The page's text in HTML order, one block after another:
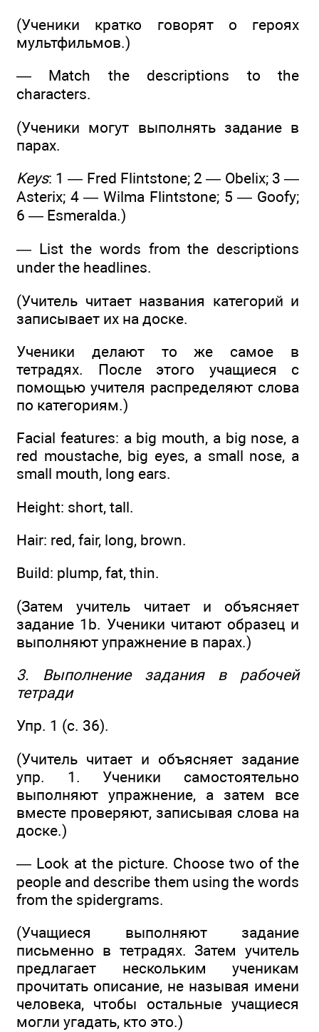
(Ученики кратко говорят о героях
мультфильмов.)
— Match the descriptions to the
characters.
(Ученики могут выполнять задание в
парах.
Keys: 1 — Fred Flintstone; 2 — Obelix; 3 —
Asterix; 4 — Wilma Flintstone; 5 — Goofy;
6 — Esmeralda.)
— List the words from the descriptions
under the headlines.
(Учитель читает названия категорий и
записывает их на доске.
Ученики делают то же самое в
тетрадях. После этого учащиеся с
помощью учителя распределяют слова
по категориям.)
Facial features: a big mouth, a big nose, a
red moustache, big eyes, a small nose, a
small mouth, long ears.
Height: short, tall.
Hair: red, fair, long, brown.
Build: plump, fat, thin.
(Затем учитель читает и объясняет
задание 1b. Ученики читают образец и
выполняют упражнение в парах.)
3. Выполнение задания в рабочей
тетради
Упр. 1 (с. 36).
(Учитель читает и объясняет задание
упр. 1. Ученики самостоятельно
выполняют упражнение, а затем все
вместе проверяют, записывая слова на
доске.)
— Look at the picture. Choose two of the
people and describe them using the words
from the spidergrams.
(Учащиеся выполняют задание
письменно в тетрадях. Затем учитель
предлагает нескольким ученикам
прочитать описание, не называя имени
человека, чтобы остальные учащиеся
могли угадать, кто это.)